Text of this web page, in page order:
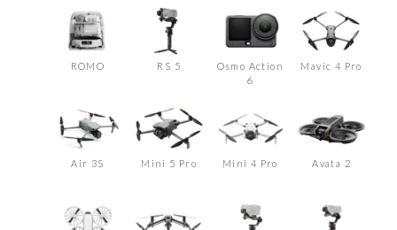
ROMO RS 5
Osmo Action
6
Mavic 4 Pro
Air 3S Mini 5 Pro Mini 4 Pro Avata 2